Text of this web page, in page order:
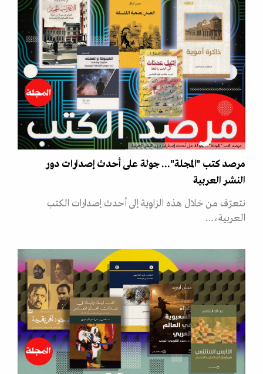
مرصد كتب "المجلة"... جولة على أحدث إصدارات دور النشر العربية
مرصد كتب "المجلة"... جولة على أحدث إصدارات دور
النشر العربية
نتعرّف من خلال هذه الزاوية إلى أحدث إصدارات الكتب
العربية،…